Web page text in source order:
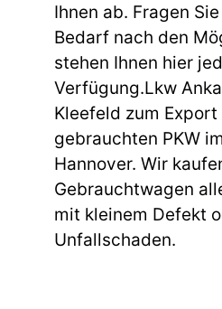
Ihnen ab. Fragen
Bedarf nach den
stehen Ihnen hier
Verfügung.Lkw
Kleefeld zum Export
gebrauchten PKW
Hannover. Wir
Gebrauchtwagen
mit kleinem Defekt
Unfallschaden.